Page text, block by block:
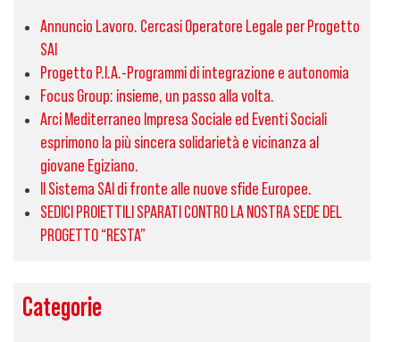
Annuncio Lavoro. Cercasi Operatore Legale per Progetto
SAI
Progetto P.I.A.-Programmi di integrazione e autonomia
Focus Group: insieme, un passo alla volta.
Arci Mediterraneo Impresa Sociale ed Eventi Sociali
esprimono la più sincera solidarietà e vicinanza al
giovane Egiziano.
Il Sistema SAI di fronte alle nuove sfide Europee.
SEDICI PROIETTILI SPARATI CONTRO LA NOSTRA SEDE DEL
PROGETTO “RESTA”
Categorie